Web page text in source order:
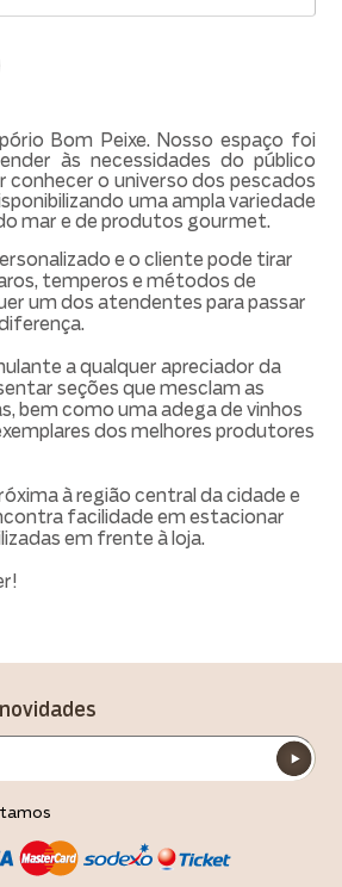
Bom Peixe. Nosso espaço foi
às necessidades do público
conhecer o universo dos pescados
uma ampla variedade
mar e de produtos gourmet.
e o cliente pode tirar
temperos e métodos de
um dos atendentes para passar
a qualquer apreciador da
seções que mesclam as
bem como uma adega de vinhos
dos melhores produtores
à região central da cidade e
facilidade em estacionar
em frente à loja.